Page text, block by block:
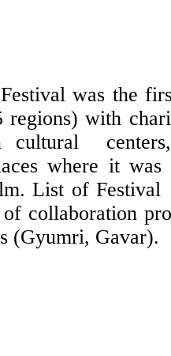
Festival was the
regions) with
cultural
where it was
List of Festival
collaboration
(Gyumri, Gavar).